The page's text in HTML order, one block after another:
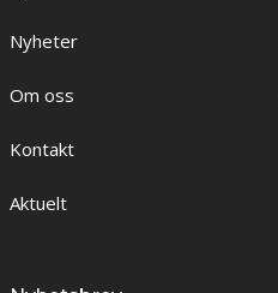
Nyheter
Om oss
Kontakt
Aktuelt